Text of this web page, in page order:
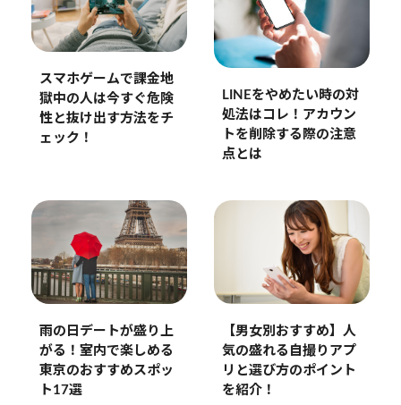
スマホゲームで課金地
獄中の人は今すぐ危険
性と抜け出す方法をチ
ェック！
LINEをやめたい時の対
処法はコレ！アカウン
トを削除する際の注意
点とは
雨の日デートが盛り上
がる！室内で楽しめる
東京のおすすめスポッ
ト17選
【男女別おすすめ】人
気の盛れる自撮りアプ
リと選び方のポイント
を紹介！